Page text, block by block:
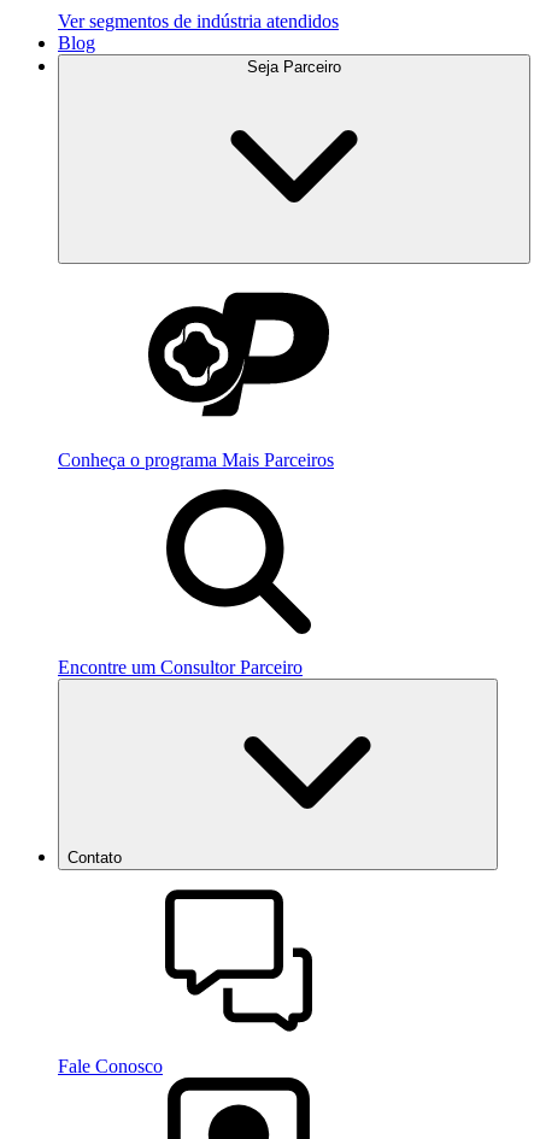
Ver segmentos de indústria atendidos
Blog
Seja Parceiro
Conheça o programa Mais Parceiros
Encontre um Consultor Parceiro
Contato
Fale Conosco